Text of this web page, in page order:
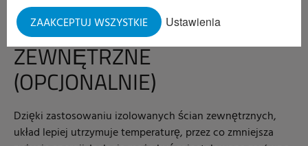
Ustawienia
ZAAKCEPTUJ WSZYSTKIE
IZOLOWANEŚCIANY
ZEWNĘTRZNE
(OPCJONALNIE)
Dzięki zastosowaniu izolowanych ścian zewnętrznych,
układ lepiej utrzymuje temperaturę, przez co zmniejsza